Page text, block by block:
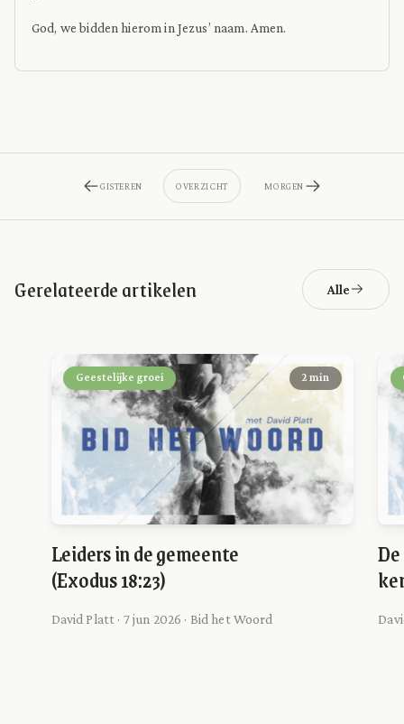
God, we bidden hierom in Jezus’ naam. Amen.
GISTEREN OVERZICHT MORGEN
Gerelateerde artikelen Alle
Geestelijke groei 2 min
Leiders in de gemeente
(Exodus 18:23)
David Platt · 7 jun 2026 · Bid het Woord